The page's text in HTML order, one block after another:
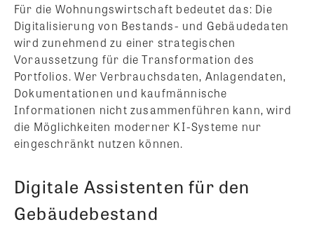
Für die Wohnungswirtschaft bedeutet das: Die
Digitalisierung von Bestands- und Gebäudedaten
wird zunehmend zu einer strategischen
Voraussetzung für die Transformation des
Portfolios. Wer Verbrauchsdaten, Anlagendaten,
Dokumentationen und kaufmännische
Informationen nicht zusammenführen kann, wird
die Möglichkeiten moderner KI-Systeme nur
eingeschränkt nutzen können.
Digitale Assistenten für den
Gebäudebestand